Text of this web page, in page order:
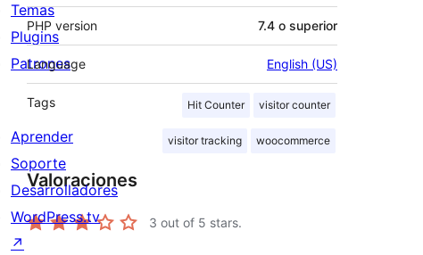
PHP version 7.4 o superior
Language English (US)
Tags Hit Counter visitor counter
visitor tracking woocommerce
Valoraciones
3 out of 5 stars.
Temas
Plugins
Patrones
Aprender
Soporte
Desarrolladores
WordPress.tv
↗